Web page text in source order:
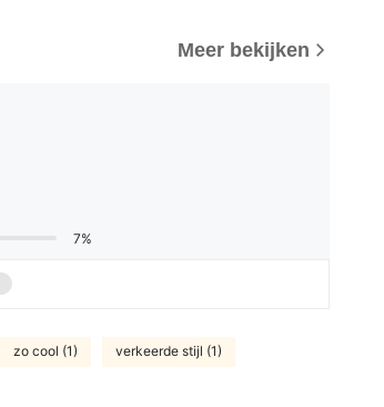
Meer bekijken
7%
zo cool (1) verkeerde stijl (1)